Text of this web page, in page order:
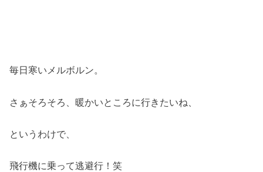
毎日寒いメルボルン。
さぁそろそろ、暖かいところに行きたいね、
というわけで、
飛行機に乗って逃避行！笑